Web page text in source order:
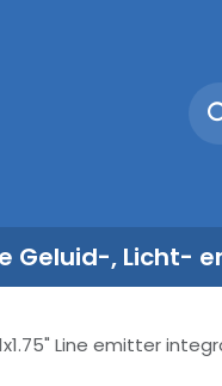
Geluid-, Licht-
Line emitter